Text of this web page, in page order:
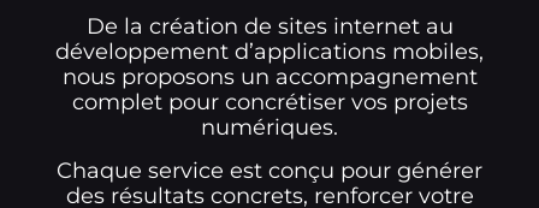
De la création de sites internet au
développement d’applications mobiles,
nous proposons un accompagnement
complet pour concrétiser vos projets
numériques.
Chaque service est conçu pour générer
des résultats concrets, renforcer votre